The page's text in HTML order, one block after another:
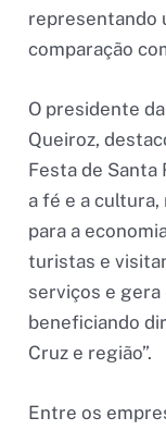
representando
comparação
O presidente
Queiroz,
Festa de Santa
a fé e a
para a
turistas e
serviços e
beneficiando
Cruz e região”.
Entre os